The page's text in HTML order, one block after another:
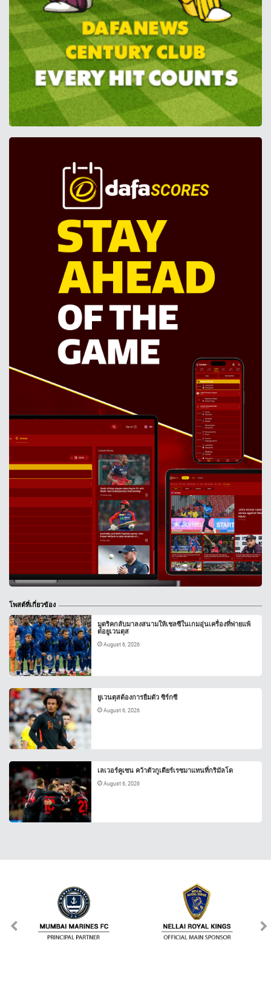
โพสต์ที่เกี่ยวข้อง
มูดริคกลับมาลงสนามให้เชลซีในเกมอุ่นเครื่องที่พ่ายแพ้
ต่อยูเวนตุส
August 6, 2026
ยูเวนตุสต้องการยืมตัว ซิร์กซี
August 6, 2026
เลเวอร์คูเซน คว้าตัวกูเตียร์เรซมาแทนที่กริมัลโด
August 6, 2026